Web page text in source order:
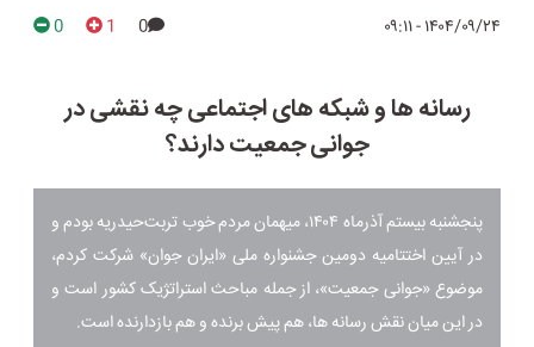
۱۴۰۴/۰۹/۲۴ - ۰۹:۱۱ 0
1
0
رسانه ها و شبکه های اجتماعی چه نقشی در
جوانی جمعیت دارند؟
پنجشنبه بیستم آذرماه ۱۴۰۴، میهمان مردم خوب تربت‌حیدریه بودم و
در آیین اختتامیه دومین جشنواره ملی «ایران جوان» شرکت کردم،
موضوع «جوانی جمعیت»، از جمله مباحث استراتژیک کشور است و
در این میان نقش رسانه ها، هم پیش برنده و هم بازدارنده است.